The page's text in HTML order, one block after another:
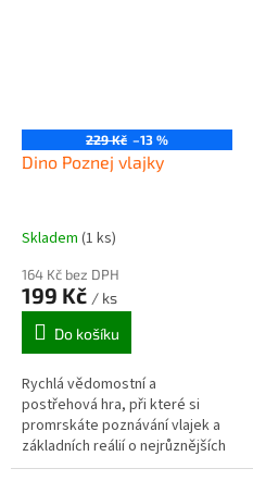
229 Kč –13 %
Dino Poznej vlajky
Skladem (1 ks)
164 Kč bez DPH
199 Kč / ks
Do košíku
Rychlá vědomostní a
postřehová hra, při které si
promrskáte poznávání vlajek a
základních reálií o nejrůznějších
státech, vás bude bavit jak v